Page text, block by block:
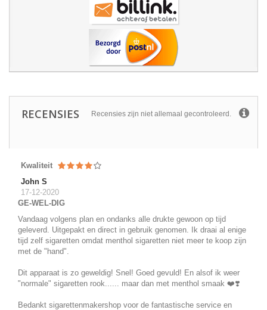
RECENSIES Recensies zijn niet allemaal gecontroleerd.
Kwaliteit
John S
17-12-2020
GE-WEL-DIG
Vandaag volgens plan en ondanks alle drukte gewoon op tijd
geleverd. Uitgepakt en direct in gebruik genomen. Ik draai al enige
tijd zelf sigaretten omdat menthol sigaretten niet meer te koop zijn
met de "hand".
Dit apparaat is zo geweldig! Snel! Goed gevuld! En alsof ik weer
"normale" sigaretten rook...... maar dan met menthol smaak ❤️❣️
Bedankt sigarettenmakershop voor de fantastische service en